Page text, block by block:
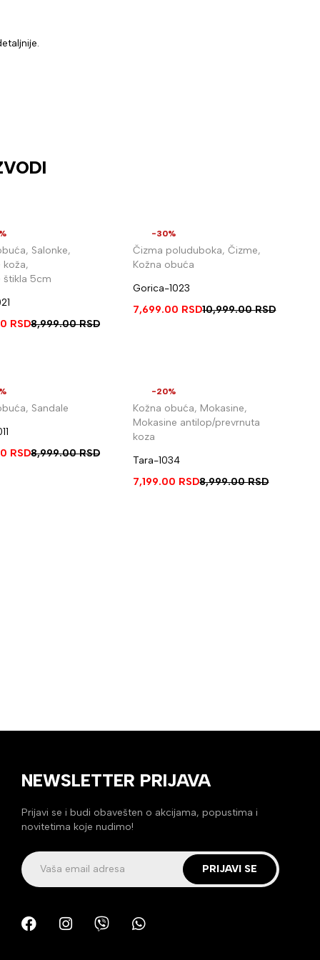
, Salonke,
koža,
štikla 5cm
8,999.00RSD
RSD
-30%
Čizma poluduboka,Čizme,
Kožna obuća
Gorica-1023
10,999.00RSD
7,699.00 RSD
, Sandale
8,999.00RSD
RSD
-20%
Kožna obuća, Mokasine,
Mokasine antilop/prevrnuta
koza
Tara-1034
8,999.00RSD
7,199.00 RSD
NEWSLETTER PRIJAVA
Prijavi se i budi obavešten o akcijama, popustima i
novitetima koje nudimo!
PRIJAVI SE